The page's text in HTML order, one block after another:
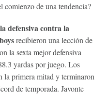
comienzo de una tendencia?
defensiva contra la
recibieron una lección de
la sexta mejor defensiva
yardas por juego. Los
la primera mitad y terminaron
de temporada. Javonte